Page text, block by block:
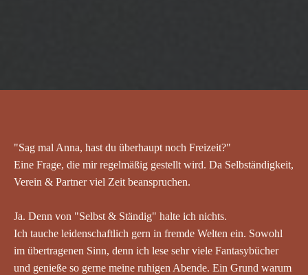
"Sag mal Anna, hast du überhaupt noch Freizeit?"
Eine Frage, die mir regelmäßig gestellt wird. Da Selbständigkeit,
Verein & Partner viel Zeit beanspruchen.
Ja. Denn von "Selbst & Ständig" halte ich nichts.
Ich tauche leidenschaftlich gern in fremde Welten ein. Sowohl
im übertragenen Sinn, denn ich lese sehr viele Fantasybücher
und genieße so gerne meine ruhigen Abende. Ein Grund warum